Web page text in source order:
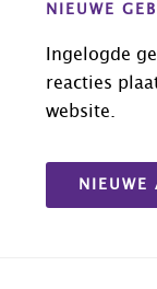
NIEUWE
Ingelogde
reacties
website.
NIEUWE